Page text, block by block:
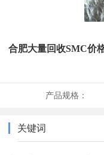
合肥大量回收SMC价
产品规格：
关键词